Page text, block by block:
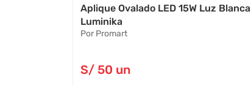
Aplique Ovalado LED 15W Luz Blanca
Luminika
Por Promart
S/50 un